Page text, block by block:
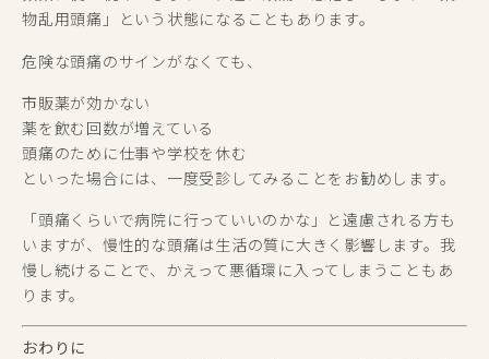
物乱用頭痛」という状態になることもあります。
危険な頭痛のサインがなくても、
市販薬が効かない
薬を飲む回数が増えている
頭痛のために仕事や学校を休む
といった場合には、一度受診してみることをお勧めします。
「頭痛くらいで病院に行っていいのかな」と遠慮される方も
いますが、慢性的な頭痛は生活の質に大きく影響します。我
慢し続けることで、かえって悪循環に入ってしまうこともあ
ります。
おわりに